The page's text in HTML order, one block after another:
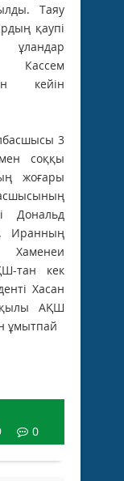
Таяу
қаупі
Кассем
кейін
3
соққы
жоғары
Дональд
Иранның
тан кек
Хасан
АҚШ
ұмытпай
0